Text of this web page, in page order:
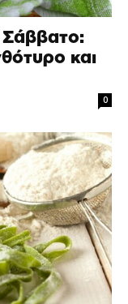
Σάββατο:
και
0